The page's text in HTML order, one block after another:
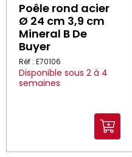
Poêle rond acier
Ø 24 cm 3,9 cm
Mineral B De
Buyer
Réf : E70106
Disponible sous 2 à 4
semaines